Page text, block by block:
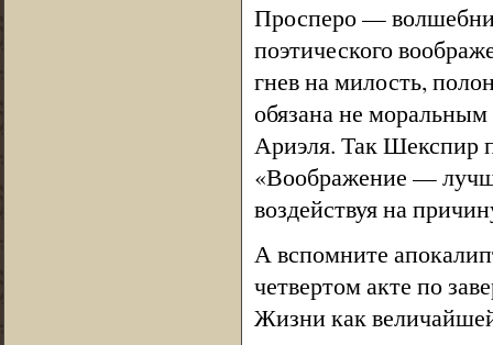
Просперо —
поэтического
гнев на милость,
обязана не
Ариэля. Так Шекспир
«Воображение —
воздействуя на
А вспомните
четвертом акте по
Жизни как